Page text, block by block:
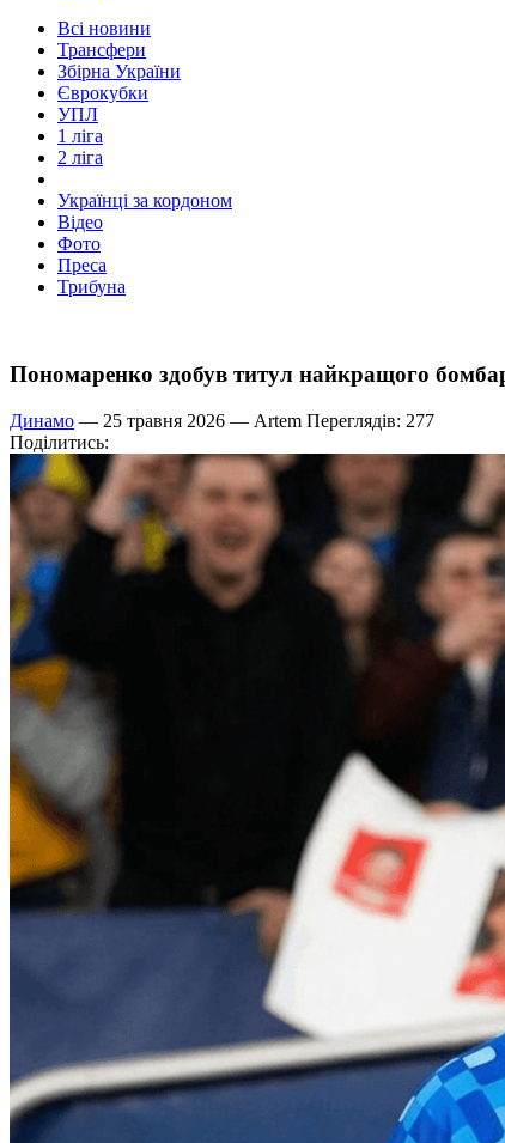
Всі новини
Трансфери
Збірна України
Єврокубки
УПЛ
1 ліга
2 ліга
Українці за кордоном
Відео
Фото
Преса
Трибуна
Пономаренко здобув титул найкращого
Динамо — 25 травня 2026 — Artem Переглядів: 277
Поділитись: